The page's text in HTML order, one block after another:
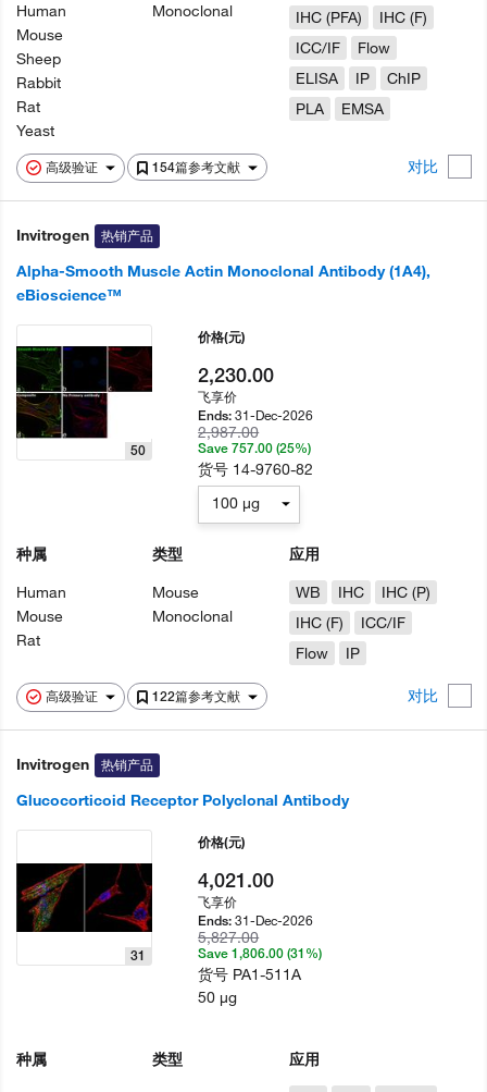
高级验证 154篇参考文献 对比
Human
Mouse
Sheep
Rabbit
Rat
Yeast
Monoclonal
IHC (PFA)
IHC (F)
ICC/IF
Flow
ELISA
IP
ChIP
PLA
EMSA
Invitrogen 热销产品
Alpha-Smooth Muscle Actin Monoclonal Antibody (1A4),
eBioscience™
高级验证 122篇参考文献 对比
50
种属
Human
Mouse
Rat
类型
Mouse
Monoclonal
应用
WB
IHC
IHC (P)
IHC (F)
ICC/IF
Flow
IP
价格(元)
2,230.00
飞享价
Ends:31-Dec-2026
2,987.00
Save 757.00 (25%)
货号 14-9760-82
100 µg
Invitrogen 热销产品
Glucocorticoid Receptor Polyclonal Antibody
31
种属
类型
应用
价格(元)
4,021.00
飞享价
Ends:31-Dec-2026
5,827.00
Save 1,806.00 (31%)
货号 PA1-511A
50 µg